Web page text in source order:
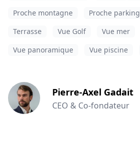
Proche montagne
Proche parking
Terrasse
Vue Golf Vue mer
Vue panoramique
Vue piscine
Pierre-Axel Gadait
CEO & Co-fondateur